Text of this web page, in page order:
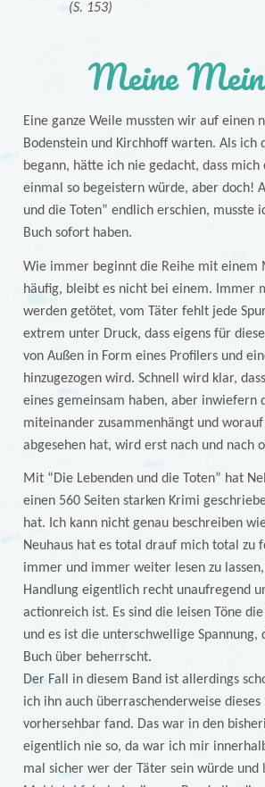
(S. 153)
Meine
Eine ganze Weile mussten wir auf einen
Bodenstein und Kirchhoff warten. Als ich
begann, hätte ich nie gedacht, dass
einmal so begeistern würde, aber doch!
und die Toten” endlich erschien, musste
Buch sofort haben.
Wie immer beginnt die Reihe mit einem
häufig, bleibt es nicht bei einem. Immer
werden getötet, vom Täter fehlt jede
extrem unter Druck, dass eigens für
von Außen in Form eines Profilers und
hinzugezogen wird. Schnell wird klar,
eines gemeinsam haben, aber inwiefern
miteinander zusammenhängt und
abgesehen hat, wird erst nach und nach
Mit “Die Lebenden und die Toten” hat
einen 560 Seiten starken Krimi
hat. Ich kann nicht genau beschreiben
Neuhaus hat es total drauf mich total zu
immer und immer weiter lesen zu
Handlung eigentlich recht unaufregend
actionreich ist. Es sind die leisen Töne
und es ist die unterschwellige Spannung,
Buch über beherrscht.
Der Fall in diesem Band ist allerdings
ich ihn auch überraschenderweise
vorhersehbar fand. Das war in den
eigentlich nie so, da war ich mir
mal sicher wer der Täter sein würde und